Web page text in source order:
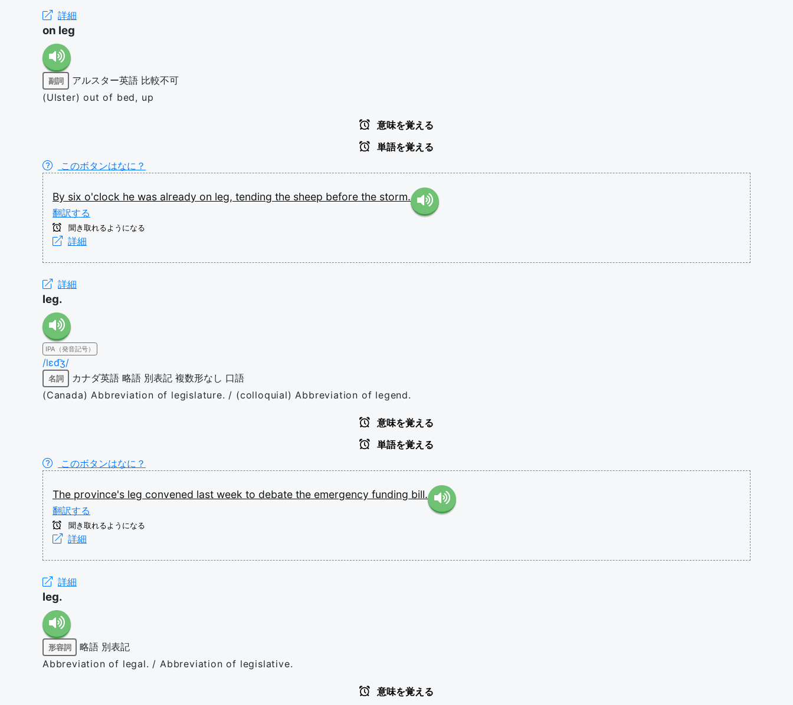
詳細
on leg
副詞 アルスター英語 比較不可
(Ulster) out of bed, up
意味を覚える
単語を覚える
このボタンはなに？
By six o'clock he was already on leg, tending the sheep before the storm.
翻訳する
聞き取れるようになる
詳細
詳細
leg.
IPA（発音記号）
/lɛd͡ʒ/
名詞 カナダ英語 略語 別表記 複数形なし 口語
(Canada) Abbreviation of legislature. / (colloquial) Abbreviation of legend.
意味を覚える
単語を覚える
このボタンはなに？
The province's leg convened last week to debate the emergency funding bill.
翻訳する
聞き取れるようになる
詳細
詳細
leg.
形容詞 略語 別表記
Abbreviation of legal. / Abbreviation of legislative.
意味を覚える